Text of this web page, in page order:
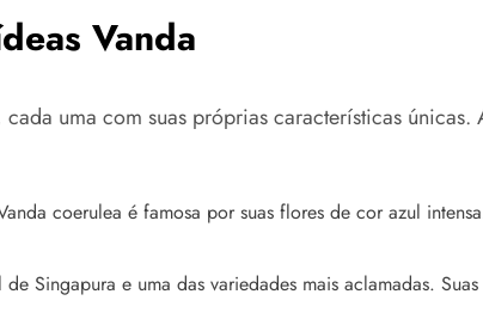
Vanda
uma com suas próprias características
coerulea é famosa por suas flores de cor azul
Singapura e uma das variedades mais aclamadas.